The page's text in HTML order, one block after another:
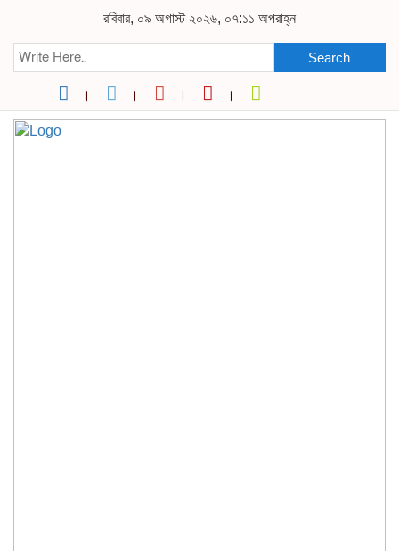
রবিবার, ০৯ অগাস্ট ২০২৬, ০৭:১১ অপরাহ্ন
Search